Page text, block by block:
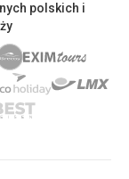
polskich i